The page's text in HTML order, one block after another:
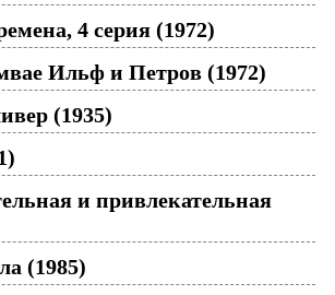
4 серия (1972)
Ильф и Петров (1972)
(1935)
и привлекательная
(1985)